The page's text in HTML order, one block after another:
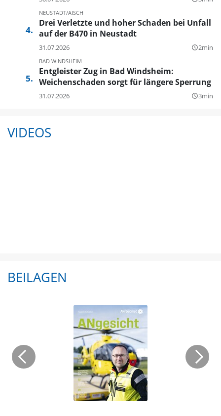
NEUSTADT/AISCH
Drei Verletzte und hoher Schaden bei Unfall
auf der B470 in Neustadt
31.07.2026 query_builder2min
BAD WINDSHEIM
Entgleister Zug in Bad Windsheim:
Weichenschaden sorgt für längere Sperrung
31.07.2026 query_builder3min
VIDEOS
BEILAGEN